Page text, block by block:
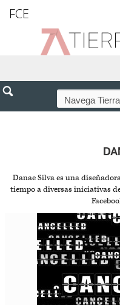
FCE
Danae Silva es una
tiempo a diversas iniciativas